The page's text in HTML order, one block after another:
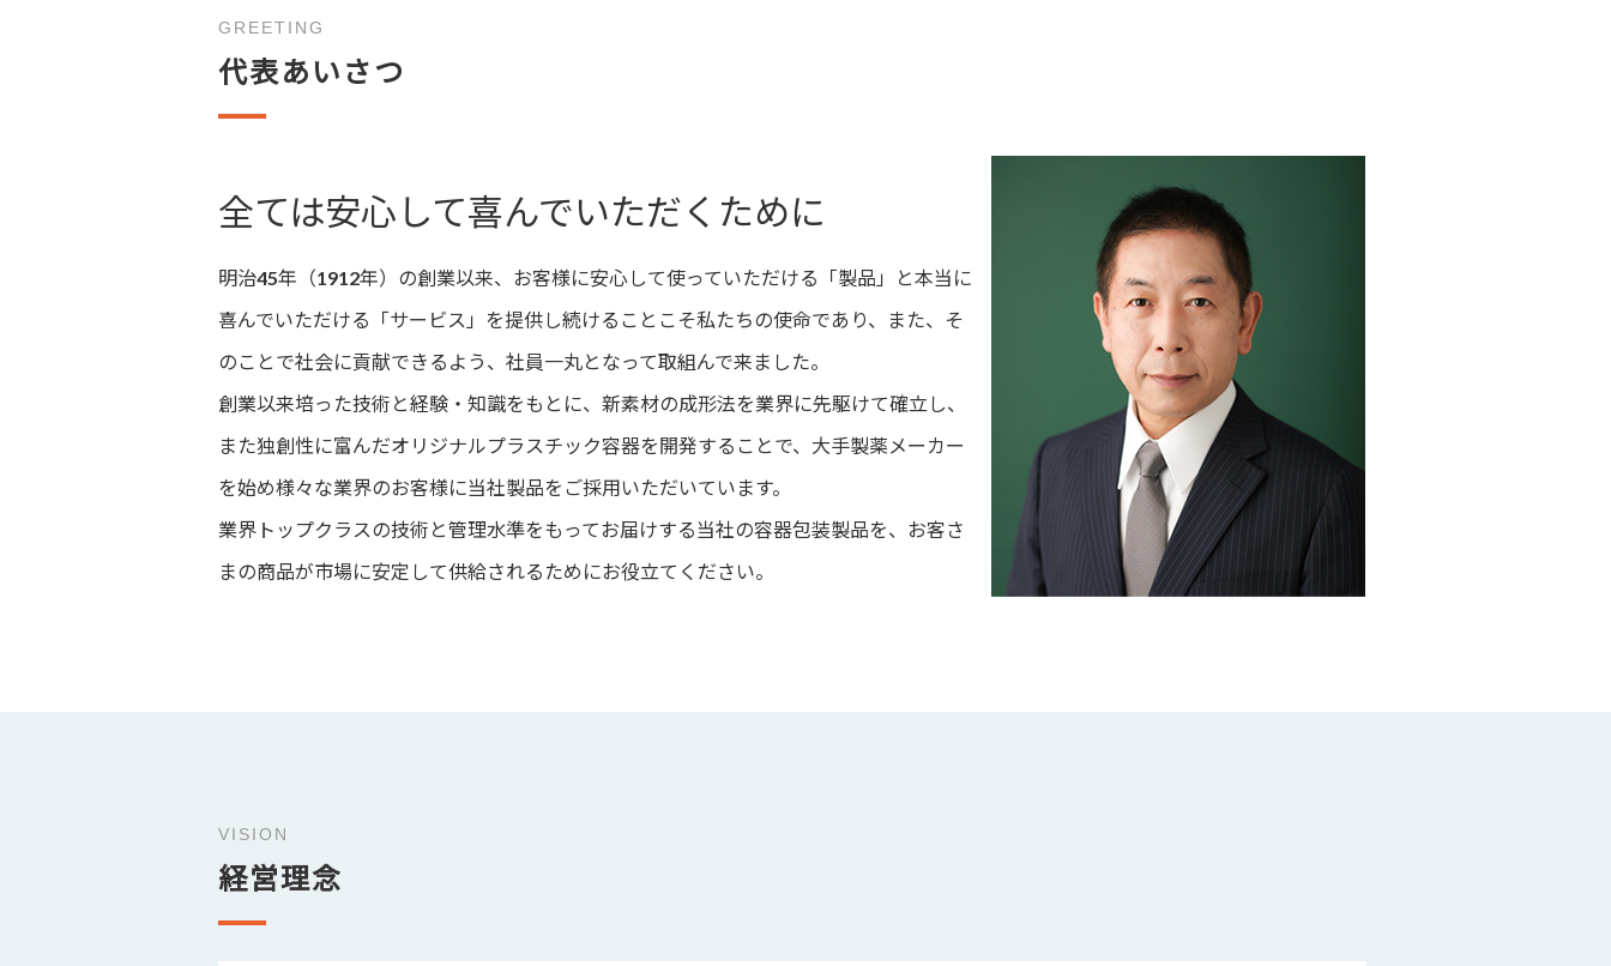
GREETING
代表あいさつ
全ては安心して喜んでいただくために
明治45年（1912年）の創業以来、お客様に安心して使っていただける「製品」と本当に
喜んでいただける「サービス」を提供し続けることこそ私たちの使命であり、また、そ
のことで社会に貢献できるよう、社員一丸となって取組んで来ました。
創業以来培った技術と経験・知識をもとに、新素材の成形法を業界に先駆けて確立し、
また独創性に富んだオリジナルプラスチック容器を開発することで、大手製薬メーカー
を始め様々な業界のお客様に当社製品をご採用いただいています。
業界トップクラスの技術と管理水準をもってお届けする当社の容器包装製品を、お客さ
まの商品が市場に安定して供給されるためにお役立てください。
VISION
経営理念